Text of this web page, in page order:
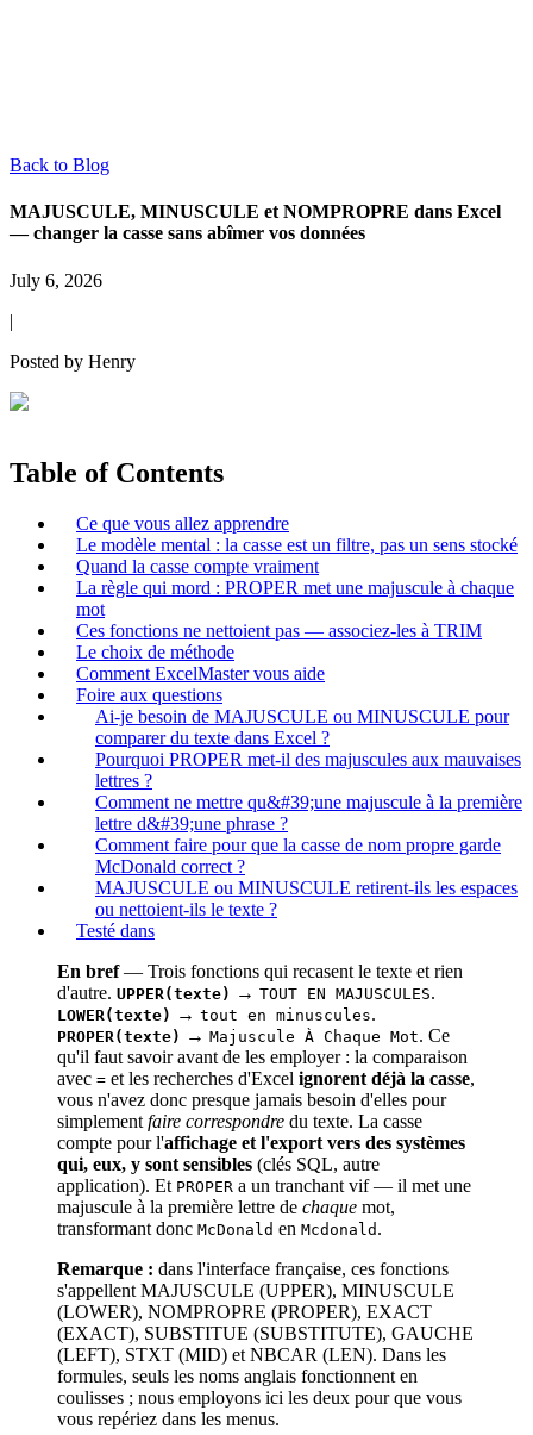
Back to Blog
MAJUSCULE, MINUSCULE et NOMPROPRE dans Excel
— changer la casse sans abîmer vos données
July 6, 2026
|
Posted by Henry
Table of Contents
Ce que vous allez apprendre
Le modèle mental : la casse est un filtre, pas un sens stocké
Quand la casse compte vraiment
La règle qui mord : PROPER met une majuscule à chaque
mot
Ces fonctions ne nettoient pas — associez-les à TRIM
Le choix de méthode
Comment ExcelMaster vous aide
Foire aux questions
Ai-je besoin de MAJUSCULE ou MINUSCULE pour
comparer du texte dans Excel ?
Pourquoi PROPER met-il des majuscules aux mauvaises
lettres ?
Comment ne mettre qu&#39;une majuscule à la première
lettre d&#39;une phrase ?
Comment faire pour que la casse de nom propre garde
McDonald correct ?
MAJUSCULE ou MINUSCULE retirent-ils les espaces
ou nettoient-ils le texte ?
Testé dans
En bref— Trois fonctions qui recasent le texte et rien
d'autre. UPPER(texte) → TOUT EN MAJUSCULES.
LOWER(texte) → tout en minuscules.
PROPER(texte) → Majuscule À Chaque Mot. Ce
qu'il faut savoir avant de les employer : la comparaison
avec = et les recherches d'Excel ignorent déjà la casse,
vous n'avez donc presque jamais besoin d'elles pour
simplement faire correspondre du texte. La casse
compte pour l'affichage et l'export vers des systèmes
qui, eux, y sont sensibles (clés SQL, autre
application). Et PROPER a un tranchant vif — il met une
majuscule à la première lettre de chaque mot,
transformant donc McDonald en Mcdonald .
Remarque : dans l'interface française, ces fonctions
s'appellent MAJUSCULE (UPPER), MINUSCULE
(LOWER), NOMPROPRE (PROPER), EXACT
(EXACT), SUBSTITUE (SUBSTITUTE), GAUCHE
(LEFT), STXT (MID) et NBCAR (LEN). Dans les
formules, seuls les noms anglais fonctionnent en
coulisses ; nous employons ici les deux pour que vous
vous repériez dans les menus.